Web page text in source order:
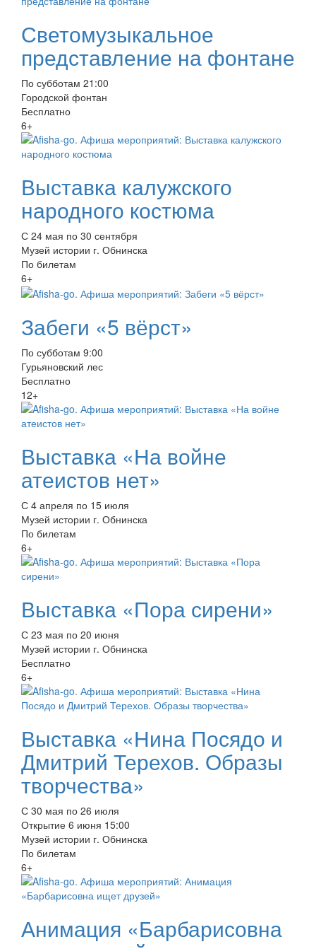
Светомузыкальное
представление на фонтане
По субботам 21:00
Городской фонтан
Бесплатно
6+
Выставка калужского
народного костюма
С 24 мая по 30 сентября
Музей истории г. Обнинска
По билетам
6+
Забеги «5 вёрст»
По субботам 9:00
Гурьяновский лес
Бесплатно
12+
Выставка «На войне
атеистов нет»
С 4 апреля по 15 июля
Музей истории г. Обнинска
По билетам
6+
Выставка «Пора сирени»
С 23 мая по 20 июня
Музей истории г. Обнинска
Бесплатно
6+
Выставка «Нина Посядо и
Дмитрий Терехов. Образы
творчества»
С 30 мая по 26 июля
Открытие 6 июня 15:00
Музей истории г. Обнинска
По билетам
6+
Анимация «Барбарисовна